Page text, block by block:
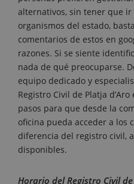
alternativos, sin tener que
organismos del estado,
comentarios de estos en
razones. Si se siente
nada de qué preocuparse.
equipo dedicado y
Registro Civil de Platja
pasos para que desde la
oficina pueda acceder a los
diferencia del registro civil,
disponibles.
Horario del Registro Civil